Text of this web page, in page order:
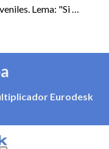
Lema: "Si …
Eurodesk